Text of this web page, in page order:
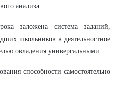
анализа.
заложена система заданий,
школьников в деятельностное
овладения универсальными
способности самостоятельно